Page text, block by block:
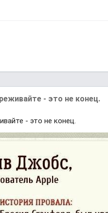
- это не конец.
- это не конец.